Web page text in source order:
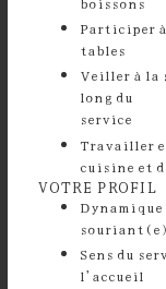
⁠Participer à
tables
⁠Veiller à
long du
Travailler
cuisine et
VOTRE PROFIL
Dynamique
Sens du